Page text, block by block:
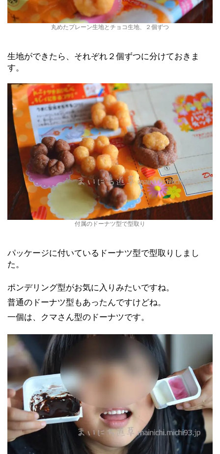
丸めたプレーン生地とチョコ生地、２個ずつ
生地ができたら、それぞれ２個ずつに分けておきま
す。
付属のドーナツ型で型取り
パッケージに付いているドーナツ型で型取りしまし
た。
ポンデリング型がお気に入りみたいですね。
普通のドーナツ型もあったんですけどね。
一個は、クマさん型のドーナツです。